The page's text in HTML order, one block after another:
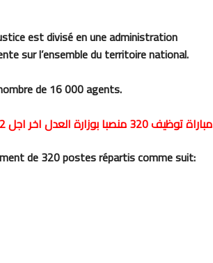
est divisé en une administration
sur l’ensemble du territoire national.
de 16 000 agents.
مباراة توظيف 320 منصبا بوزارة العدل اخر اجل 12 مارس 2024
de 320 postes répartis comme suit: